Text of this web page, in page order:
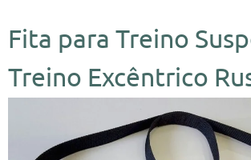
Fita para Treino
Treino Excêntrico